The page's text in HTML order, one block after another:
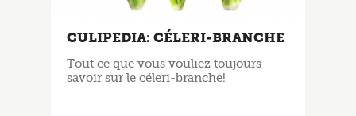
CULIPEDIA: CÉLERI-BRANCHE
Tout ce que vous vouliez toujours
savoir sur le céleri-branche!